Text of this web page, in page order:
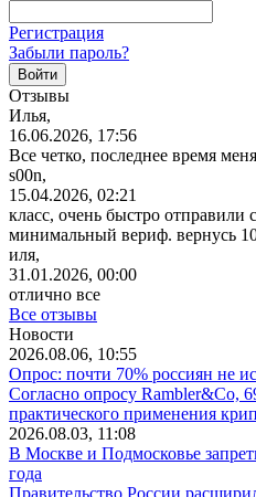
Регистрация
Забыли пароль?
Отзывы
Илья,
16.06.2026, 17:56
Все четко, последнее время
s00n,
15.04.2026, 02:21
класс, очень быстро отправили
минимальный вериф. вернусь
иля,
31.01.2026, 00:00
отлично все
Все отзывы
Новости
2026.08.06, 10:55
Опрос: почти 70% россиян не
Согласно опросу Rambler&Co,
практического применения
2026.08.03, 11:08
В Москве и Подмосковье
года
Правительство России